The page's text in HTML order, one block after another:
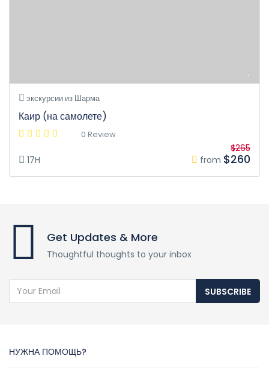
экскурсии из Шарма
Каир (на самолете)
0 Review
17H from
$265
$260
Get Updates & More
Thoughtful thoughts to your inbox
SUBSCRIBE
НУЖНА ПОМОЩЬ?